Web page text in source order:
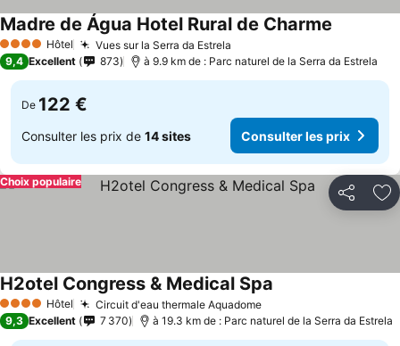
4 Étoiles Hôtel Vues sur la Serra da Estrela
Madre de Água Hotel Rural de Charme
9,4 Excellent 873 à 9.9 km de : Parc naturel de la Serra da Estrela
De 122 €
Consulter les prix de 14 sites Consulter les prix
Partager
Choix populaire
4 Étoiles Hôtel Circuit d'eau thermale AquadomeConsulter les prix
H2otel Congress & Medical Spa
9,3 Excellent 7 370 à 19.3 km de : Parc naturel de la Serra da Estrela